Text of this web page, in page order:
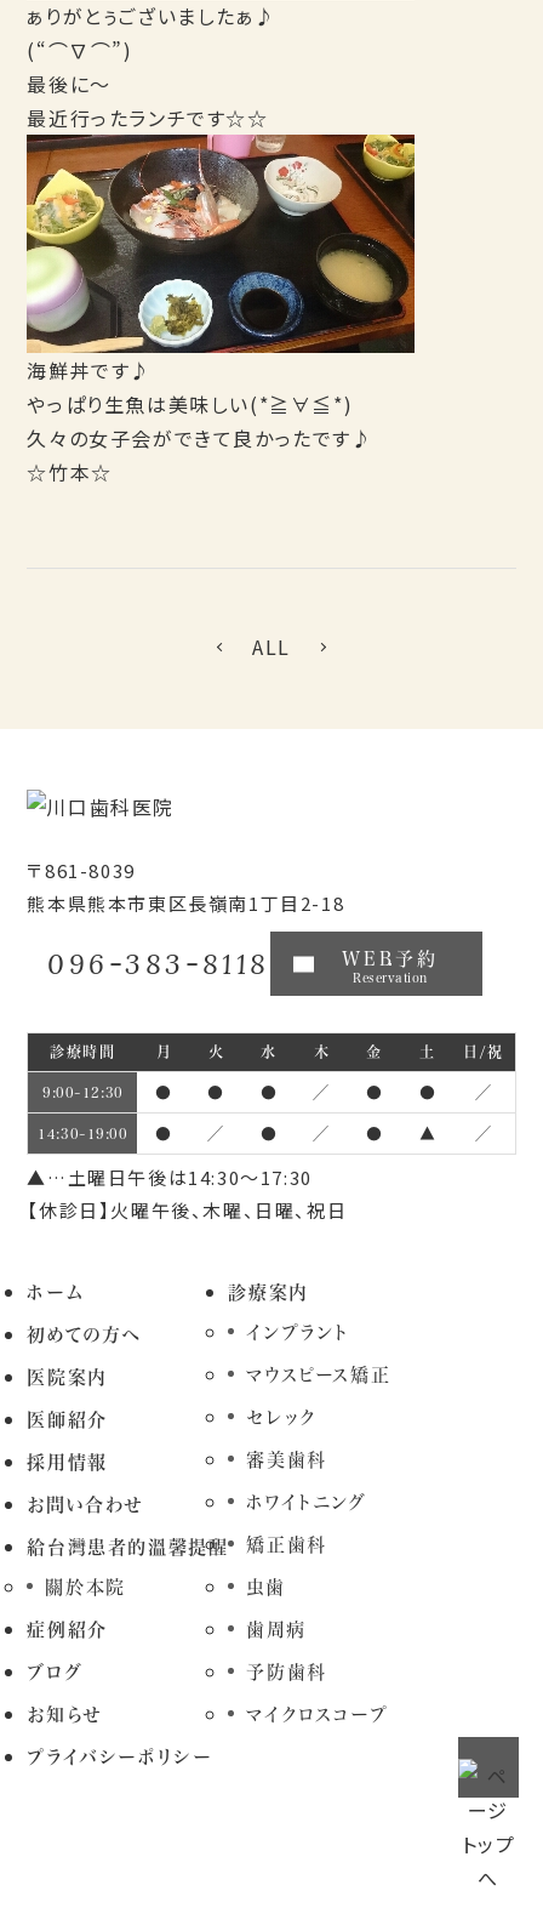
ぁりがとぅございましたぁ♪
(“⌒∇⌒”)
最後に～
最近行ったランチです☆☆
海鮮丼です♪
やっぱり生魚は美味しい(*≧∀≦*)
久々の女子会ができて良かったです♪
☆竹本☆
ALL
〒861-8039
熊本県熊本市東区長嶺南1丁目2-18
096-383-8118 WEB予約
Reservation
診療時間 月 火 水 木 金 土 日/祝
9:00~12:30 ● ● ● ／ ● ● ／
14:30~19:00 ● ／ ● ／ ● ▲ ／
▲…土曜日午後は14:30～17:30
【休診日】火曜午後、木曜、日曜、祝日
ホーム
初めての方へ
医院案内
医師紹介
採用情報
お問い合わせ
給台灣患者的溫馨提醒
關於本院
症例紹介
ブログ
お知らせ
プライバシーポリシー
診療案内
インプラント
マウスピース矯正
セレック
審美歯科
ホワイトニング
矯正歯科
虫歯
歯周病
予防歯科
マイクロスコープ